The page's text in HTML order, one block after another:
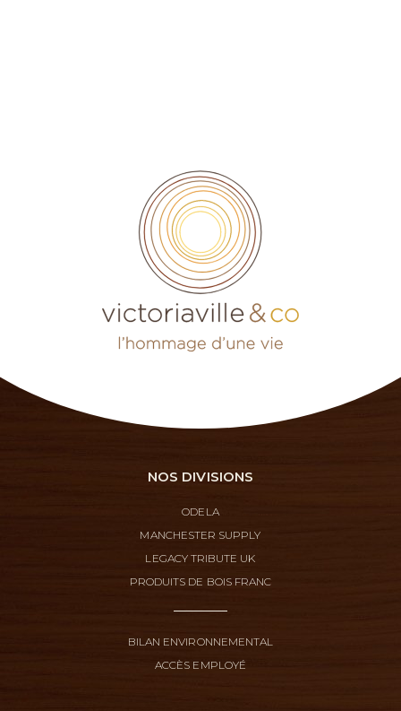
NOS DIVISIONS
ODELA
MANCHESTER SUPPLY
LEGACY TRIBUTE UK
PRODUITS DE BOIS FRANC
BILAN ENVIRONNEMENTAL
ACCÈS EMPLOYÉ